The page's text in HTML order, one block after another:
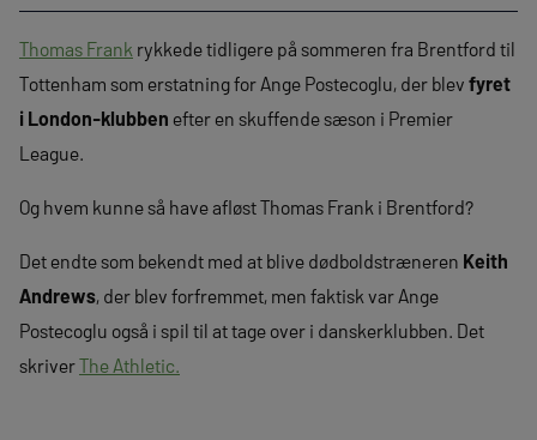
Thomas Frank rykkede tidligere på sommeren fra Brentford til
Tottenham som erstatning for Ange Postecoglu, der blev fyret
i London-klubben efter en skuffende sæson i Premier
League.
Og hvem kunne så have afløst Thomas Frank i Brentford?
Det endte som bekendt med at blive dødboldstræneren Keith
Andrews, der blev forfremmet, men faktisk var Ange
Postecoglu også i spil til at tage over i danskerklubben. Det
skriverThe Athletic.